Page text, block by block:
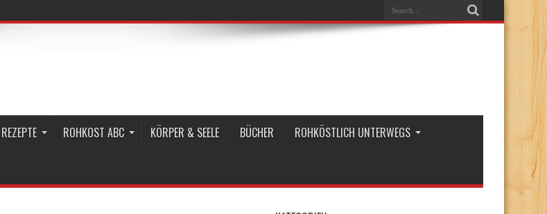
REZEPTE ROHKOST ABC KÖRPER & SEELE BÜCHER ROHKÖSTLICH UNTERWEGS